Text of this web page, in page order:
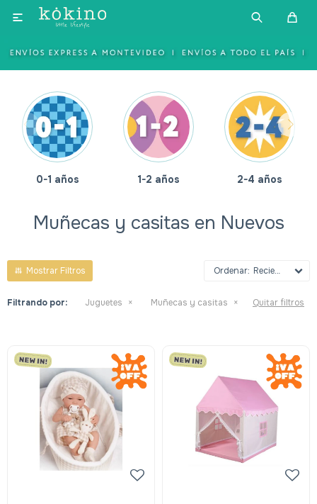

0-1 años 1-2 años 2-4 años
Muñecas y casitas en Nuevos
Recientes
Filtrando por: Juguetes Muñecas y casitas Quitar filtros